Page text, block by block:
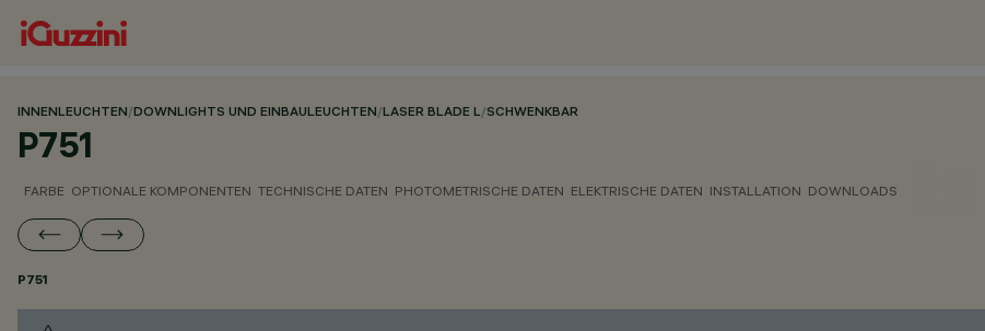
INNENLEUCHTEN/DOWNLIGHTS UND EINBAULEUCHTEN/LASER BLADE L/SCHWENKBAR
P751
FARBE OPTIONALE KOMPONENTEN TECHNISCHE DATEN PHOTOMETRISCHE DATEN ELEKTRISCHE DATEN INSTALLATION DOWNLOADS
P751